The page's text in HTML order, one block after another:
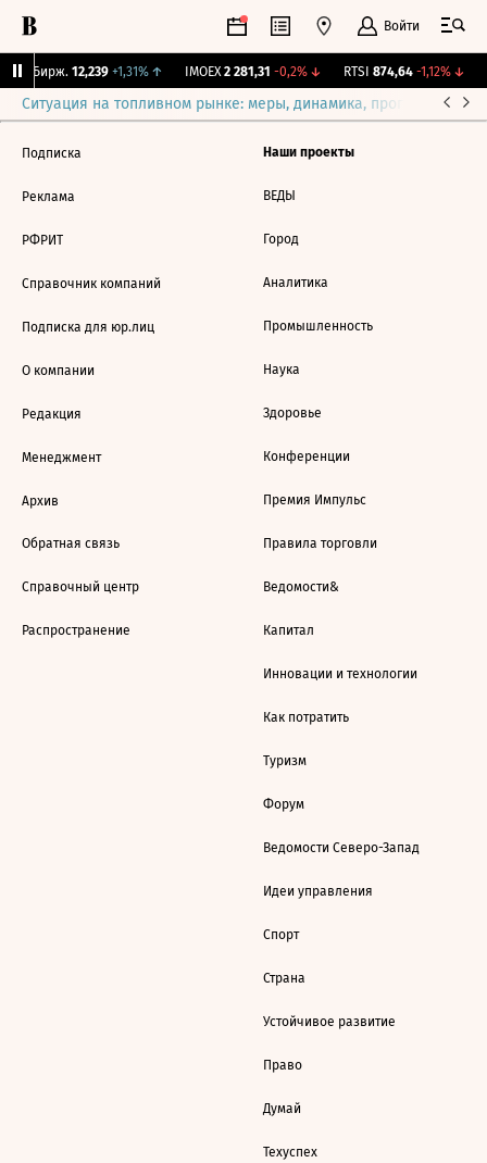
Войти
CNY Бирж. 12,239 +1,31%↑ IMOEX 2 281,31 -0,2%↓ RTSI 874,64 -1,12%↓
Ситуация на топливном рынке: меры, динамика, прогнозы
Подписка
Реклама
РФРИТ
Справочник компаний
Подписка для юр.лиц
О компании
Редакция
Менеджмент
Архив
Обратная связь
Справочный центр
Распространение
Наши проекты
ВЕДЫ
Город
Аналитика
Промышленность
Наука
Здоровье
Конференции
Премия Импульс
Правила торговли
Ведомости&
Капитал
Инновации и технологии
Как потратить
Туризм
Форум
Ведомости Северо-Запад
Идеи управления
Спорт
Страна
Устойчивое развитие
Право
Думай
Техуспех